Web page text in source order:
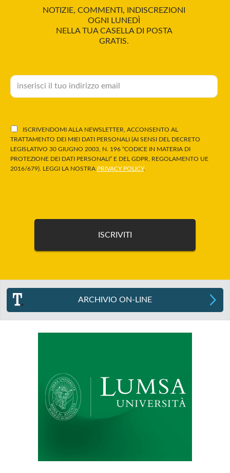
NOTIZIE, COMMENTI, INDISCREZIONI
OGNI LUNEDÌ
NELLA TUA CASELLA DI POSTA
GRATIS.
ISCRIVENDOMI ALLA NEWSLETTER, ACCONSENTO AL
TRATTAMENTO DEI MIEI DATI PERSONALI (AI SENSI DEL DECRETO
LEGISLATIVO 30 GIUGNO 2003, N. 196 “CODICE IN MATERIA DI
PROTEZIONE DEI DATI PERSONALI” E DEL GDPR, REGOLAMENTO UE
2016/679). LEGGI LA NOSTRA PRIVACY POLICY.
ARCHIVIO ON-LINE